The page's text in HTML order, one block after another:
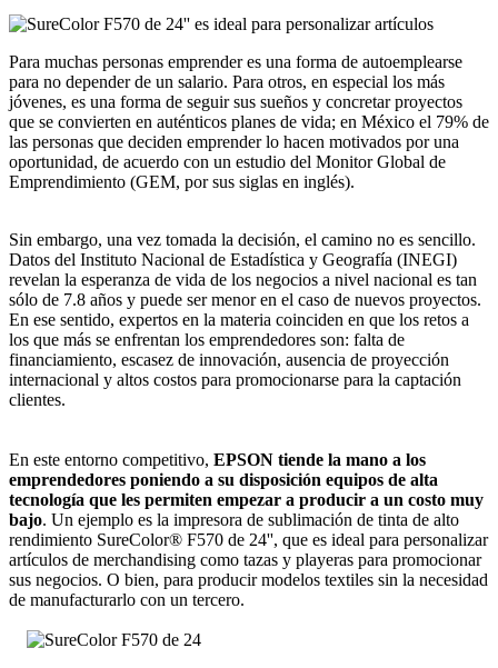
Para muchas personas emprender es una forma de autoemplearse
para no depender de un salario. Para otros, en especial los más
jóvenes, es una forma de seguir sus sueños y concretar proyectos
que se convierten en auténticos planes de vida; en México el 79% de
las personas que deciden emprender lo hacen motivados por una
oportunidad, de acuerdo con un estudio del Monitor Global de
Emprendimiento (GEM, por sus siglas en inglés).
Sin embargo, una vez tomada la decisión, el camino no es sencillo.
Datos del Instituto Nacional de Estadística y Geografía (INEGI)
revelan la esperanza de vida de los negocios a nivel nacional es tan
sólo de 7.8 años y puede ser menor en el caso de nuevos proyectos.
En ese sentido, expertos en la materia coinciden en que los retos a
los que más se enfrentan los emprendedores son: falta de
financiamiento, escasez de innovación, ausencia de proyección
internacional y altos costos para promocionarse para la captación
clientes.
En este entorno competitivo, EPSON tiende la mano a los
emprendedores poniendo a su disposición equipos de alta
tecnología que les permiten empezar a producir a un costo muy
bajo. Un ejemplo es la impresora de sublimación de tinta de alto
rendimiento SureColor® F570 de 24'', que es ideal para personalizar
artículos de merchandising como tazas y playeras para promocionar
sus negocios. O bien, para producir modelos textiles sin la necesidad
de manufacturarlo con un tercero.